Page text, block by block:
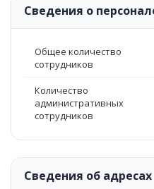
Сведения о
Общее количество
сотрудников
Количество
административных
сотрудников
Сведения об адресах